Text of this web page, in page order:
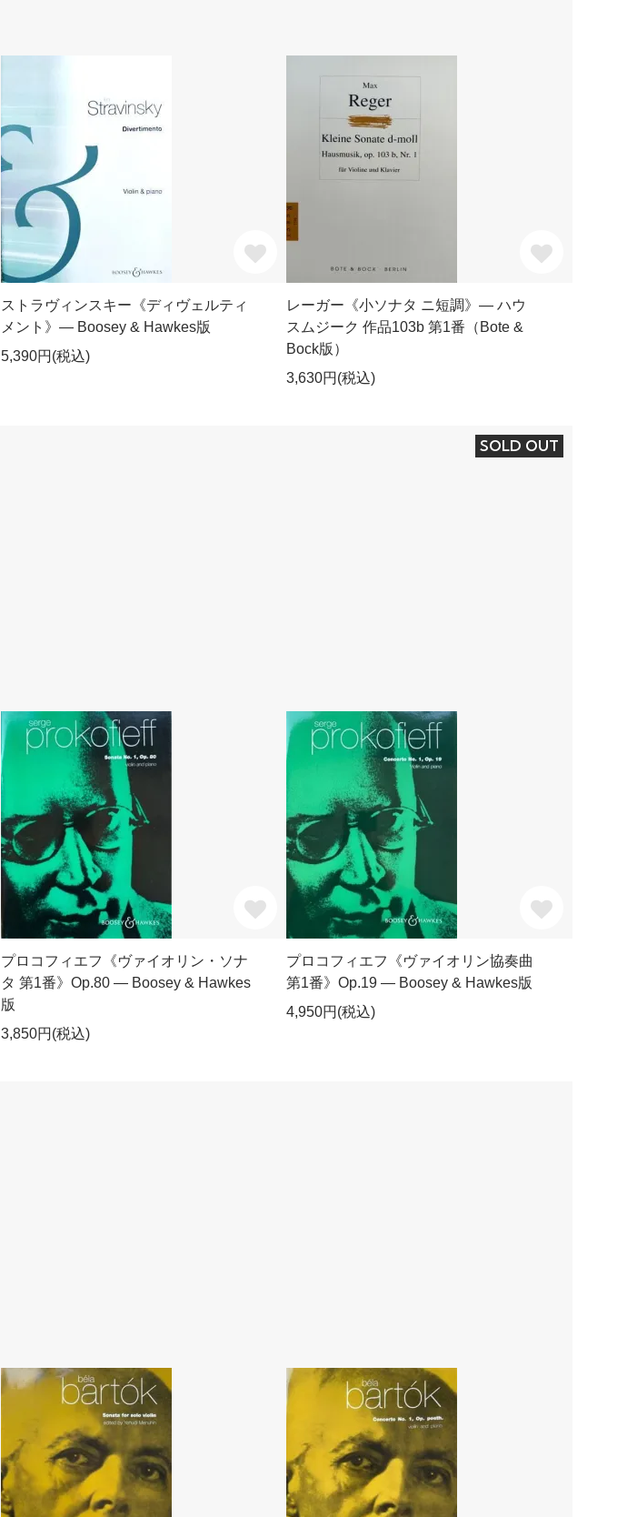
ストラヴィンスキー《ディヴェルティ
メント》― Boosey & Hawkes版
5,390円(税込)
レーガー《小ソナタ ニ短調》― ハウ
スムジーク 作品103b 第1番（Bote &
Bock版）
3,630円(税込)
プロコフィエフ《ヴァイオリン・ソナ
タ 第1番》Op.80 ― Boosey & Hawkes
版
3,850円(税込)
SOLD OUT
プロコフィエフ《ヴァイオリン協奏曲
第1番》Op.19 ― Boosey & Hawkes版
4,950円(税込)